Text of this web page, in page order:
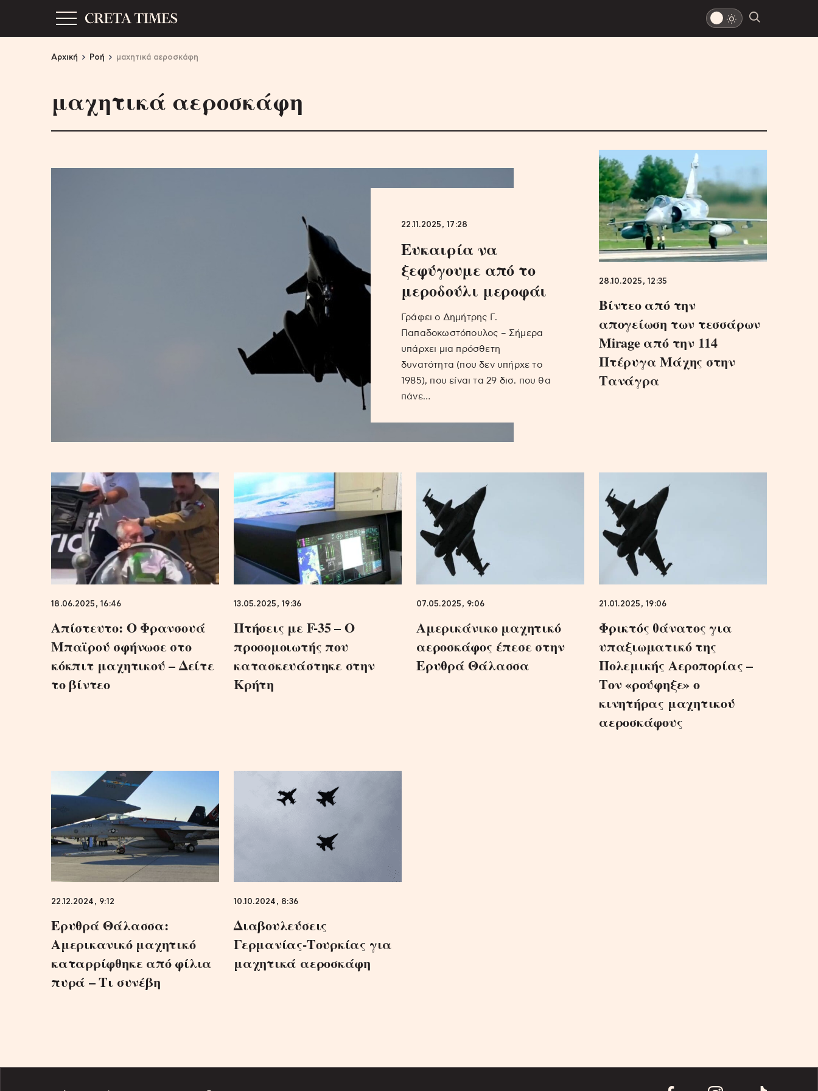
Αρχική Ροή μαχητικά αεροσκάφη
μαχητικά αεροσκάφη
22.11.2025, 17:28
Ευκαιρία να
ξεφύγουμε από το
μεροδούλι μεροφάι
Γράφει ο Δημήτρης Γ.
Παπαδοκωστόπουλος – Σήμερα
υπάρχει μια πρόσθετη
δυνατότητα (που δεν υπήρχε το
1985), που είναι τα 29 δισ. που θα
πάνε…
28.10.2025, 12:35
Βίντεο από την
απογείωση των τεσσάρων
Mirage από την 114
Πτέρυγα Μάχης στην
Τανάγρα
18.06.2025, 16:46
Απίστευτο: Ο Φρανσουά
Μπαϊρού σφήνωσε στο
κόκπιτ μαχητικού – Δείτε
το βίντεο
13.05.2025, 19:36
Πτήσεις με F-35 – Ο
προσομοιωτής που
κατασκευάστηκε στην
Κρήτη
07.05.2025, 9:06
Αμερικάνικο μαχητικό
αεροσκάφος έπεσε στην
Ερυθρά Θάλασσα
21.01.2025, 19:06
Φρικτός θάνατος για
υπαξιωματικό της
Πολεμικής Αεροπορίας –
Τον «ρούφηξε» ο
κινητήρας μαχητικού
αεροσκάφους
22.12.2024, 9:12
Ερυθρά Θάλασσα:
Αμερικανικό μαχητικό
καταρρίφθηκε από φίλια
πυρά – Τι συνέβη
10.10.2024, 8:36
Διαβουλεύσεις
Γερμανίας-Τουρκίας για
μαχητικά αεροσκάφη